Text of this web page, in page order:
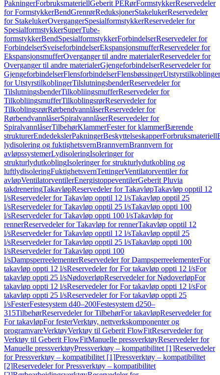
PakningerForbruksmateriellGeberit PERørFormstykkerReservedeler
for FormstykkerBendGrenrørReduksjonerStakelukerReservedeler
for StakelukerOvergangerSpesialformstykkerReservedeler for
SpesialformstykkerSuperTube-
formstykkerBendSpesialformstykkerForbindelserReservedeler for
ForbindelserSveiseforbindelserEkspansjonsmufferReservedeler for
EkspansjonsmufferOverganger til andre materialerReservedeler for
Overganger til andre materialerGjengeforbindelserReservedeler for
GjengeforbindelserFlensforbindelserFlensbøssingerUtstyrstilkoblinger
for UtstyrstilkoblingerTilslutningsbenderReservedeler for
TilslutningsbenderTilkobliingsmufferReservedeler for
TilkobliingsmufferTilkoblingsrørReservedeler for
TilkoblingsrørRørbendvannlåserReservedeler for
RørbendvannlåserSpiralvannlåserReservedeler for
SpiralvannlåserTilbehørKlammerFester for klammerBærende
strukturerEndedekslerPakningerBeskyttelseskapperForbruksmateriell
lydisolering og fuktighetsvernBrannvernBrannvern for
avløpssystemerLydisoleringIsoleringer for
strukturlydutkoblingIsoleringer for strukturlydutkobling og
luftlydisoleringFuktighetsvernTettingerVentilatorventiler for
avløpVentilatorventilerEnergistoppeventilerGeberit Pluvia
takdreneringTakavløpReservedeler for TakavløpTakavløp opptil 12
l/sReservedeler for Takavløp opptil 12 l/sTakavløp opptil 25
l/sReservedeler for Takavløp opptil 25 l/sTakavløp oppti 100
l/sReservedeler for Takavløp oppti 100 l/sTakavløp for
rennerReservedeler for Takavløp for rennerTakavløp opptil 12
l/sReservedeler for Takavløp opptil 12 l/sTakavløp opptil 25
l/sReservedeler for Takavløp opptil 25 l/sTakavløp oppti 100
l/sReservedeler for Takavløp oppti 100
l/sDampsperreelementerReservedeler for DampsperreelementerFor
takavløp oppti 12 l/sReservedeler for For takavløp oppti 12 l/sFor
takavløp oppti 25 l/sNødoverløpReservedeler for NødoverløpFor
takavløp oppti 12 l/sReservedeler for For takavløp oppti 12 l/sFor
takavløp oppti 25 l/sReservedeler for For takavløp oppti 25
l/sFesterFestesystem d40–200Festesystem d250–
315TilbehørReservedeler for TilbehørFor takavløpReservedeler for
For takavløpFor festerVerktøy, nettverkskomponenter og
programvareVerktøyVerktøy til Geberit FlowFitReservedeler for
Verktøy til Geberit FlowFitManuelle pressverktøyReservedeler for
Manuelle pressverktøyPressverktøy – kompatibilitet [1]Reservedeler
for Pressverktøy – kompatibilitet [1]Pressverktøy – kompatibilitet
[2]Reservedeler for Pressverktøy – kompatibilitet